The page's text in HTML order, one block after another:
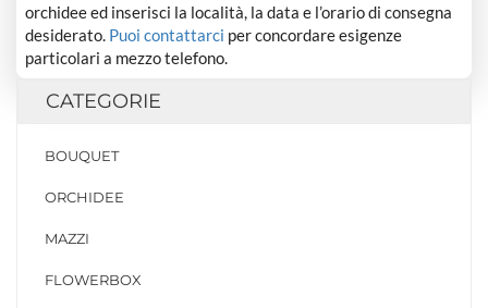
orchidee ed inserisci la località, la data e l’orario di consegna
desiderato. Puoi contattarci per concordare esigenze
particolari a mezzo telefono.
CATEGORIE
BOUQUET
ORCHIDEE
MAZZI
FLOWERBOX